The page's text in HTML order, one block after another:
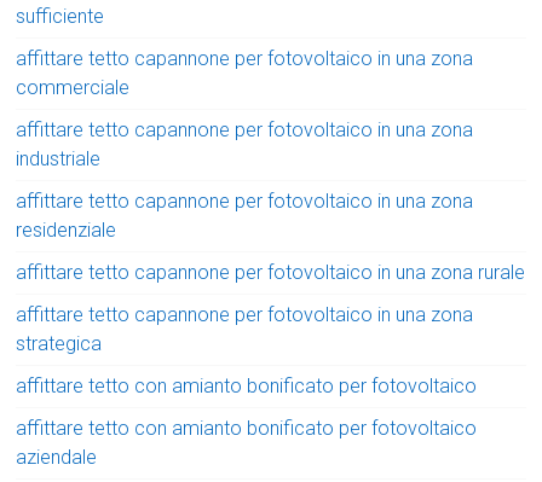
sufficiente
affittare tetto capannone per fotovoltaico in una zona
commerciale
affittare tetto capannone per fotovoltaico in una zona
industriale
affittare tetto capannone per fotovoltaico in una zona
residenziale
affittare tetto capannone per fotovoltaico in una zona rurale
affittare tetto capannone per fotovoltaico in una zona
strategica
affittare tetto con amianto bonificato per fotovoltaico
affittare tetto con amianto bonificato per fotovoltaico
aziendale